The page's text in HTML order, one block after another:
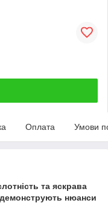
Оплата Умови
та яскрава
нюанси